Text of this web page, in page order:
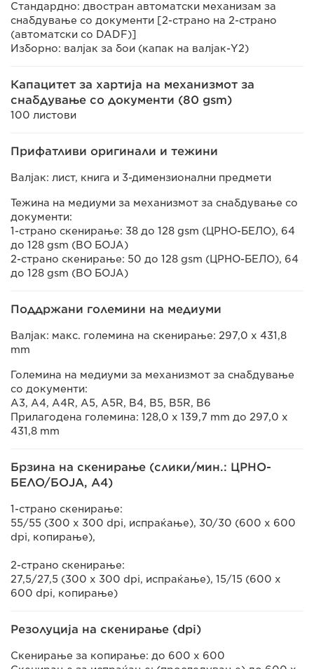
Стандардно: двостран автоматски механизам за
снабдување со документи [2-страно на 2-страно
(автоматски со DADF)]
Изборно: валјак за бои (капак на валјак-Y2)
Капацитет за хартија на механизмот за
снабдување со документи (80 gsm)
100 листови
Прифатливи оригинали и тежини
Валјак: лист, книга и 3-димензионални предмети
Тежина на медиуми за механизмот за снабдување со
документи:
1-страно скенирање: 38 до 128 gsm (ЦРНО-БЕЛО), 64
до 128 gsm (ВО БОЈА)
2-страно скенирање: 50 до 128 gsm (ЦРНО-БЕЛО), 64
до 128 gsm (ВО БОЈА)
Поддржани големини на медиуми
Валјак: макс. големина на скенирање: 297,0 x 431,8
mm
Големина на медиуми за механизмот за снабдување
со документи:
A3, A4, A4R, A5, A5R, B4, B5, B5R, B6
Прилагодена големина: 128,0 x 139,7 mm до 297,0 x
431,8 mm
Брзина на скенирање (слики/мин.: ЦРНО-
БЕЛО/БОЈА, A4)
1-страно скенирање:
55/55 (300 x 300 dpi, испраќање), 30/30 (600 x 600
dpi, копирање),
2-страно скенирање:
27,5/27,5 (300 x 300 dpi, испраќање), 15/15 (600 x
600 dpi, копирање)
Резолуција на скенирање (dpi)
Скенирање за копирање: до 600 x 600